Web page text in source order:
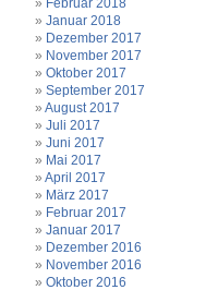
Januar 2018
Dezember 2017
November 2017
Oktober 2017
September 2017
August 2017
Juli 2017
Juni 2017
Mai 2017
April 2017
März 2017
Februar 2017
Januar 2017
Dezember 2016
November 2016
Oktober 2016